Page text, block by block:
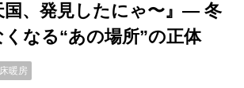
国、発見したにゃ〜』— 冬
なる“あの場所”の正体
床暖房